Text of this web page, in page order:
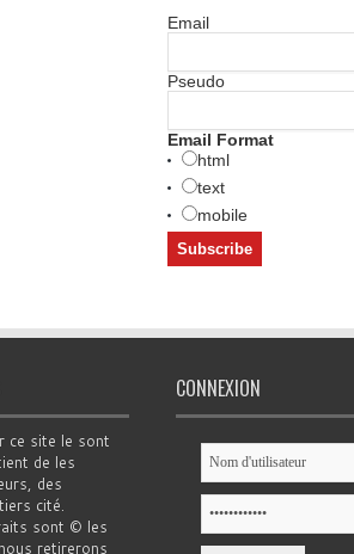
Email
Pseudo
Email Format
html
text
mobile
ce site le sont
de les
des
cité.
sont © les
retirerons
CONNEXION